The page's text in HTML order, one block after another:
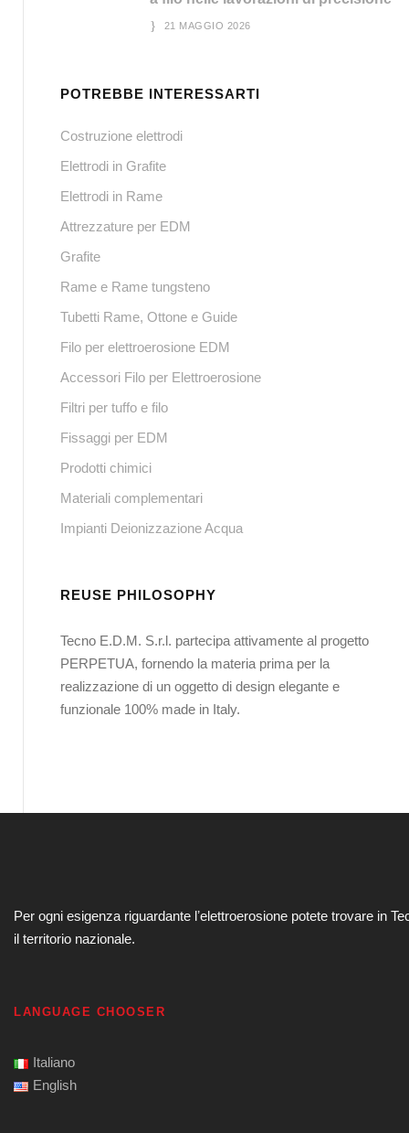
21 MAGGIO 2026
POTREBBE INTERESSARTI
Costruzione elettrodi
Elettrodi in Grafite
Elettrodi in Rame
Attrezzature per EDM
Grafite
Rame e Rame tungsteno
Tubetti Rame, Ottone e Guide
Filo per elettroerosione EDM
Accessori Filo per Elettroerosione
Filtri per tuffo e filo
Fissaggi per EDM
Prodotti chimici
Materiali complementari
Impianti Deionizzazione Acqua
REUSE PHILOSOPHY
Tecno E.D.M. S.r.l. partecipa attivamente al progetto
PERPETUA, fornendo la materia prima per la
realizzazione di un oggetto di design elegante e
funzionale 100% made in Italy.
Per ogni esigenza riguardante lʼelettroerosione potete trovare in
il territorio nazionale.
LANGUAGE CHOOSER
Italiano
English